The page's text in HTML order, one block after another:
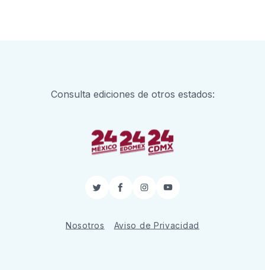
Consulta ediciones de otros estados:
TwitterFacebook
InstagramYouTube
Nosotros Aviso de Privacidad